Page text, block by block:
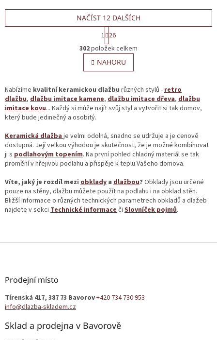
O
v
l
á
a
c
í
v
k
y
v
p
i
s
u
NAČÍST 12 DALŠÍCH
S
t
r
á
n
k
v
á
n
í
1 26
302položek celkem
NAHORU
Nabízíme kvalitní keramickou dlažbu různých stylů -retro
dlažbu, dlažbu imitace kamene, dlažbu imitace dřeva, dlažbu
imitace kovu... Každý si může najít svůj styl a vytvořit si tak domov,
který bude jedinečný a osobitý.
Keramická dlažbaje velmi odolná, snadno se udržuje a je cenově
dostupná. Její velkou výhodou je skutečnost, že je možné kombinovat
ji s podlahovým topením. Na první pohled chladný materiál se tak
promění v hřejivou podlahu a přispěje k teplu Vašeho domova.
Víte, jaký je rozdíl mezi obklady a dlažbou? Obklady jsou určené
pouze na stěny, dlažbu můžete použít na podlahu i na obklad stěn.
Bližší informace o různých technických parametrech obkladů a dlažeb
najdete v sekci Technické informaceči Slovníček pojmů.
Z
Prodejní místo
Tírenská 417, 387 73 Bavorov+420 734 730 953
info@dlazba-skladem.cz
Sklad a prodejna v Bavorově